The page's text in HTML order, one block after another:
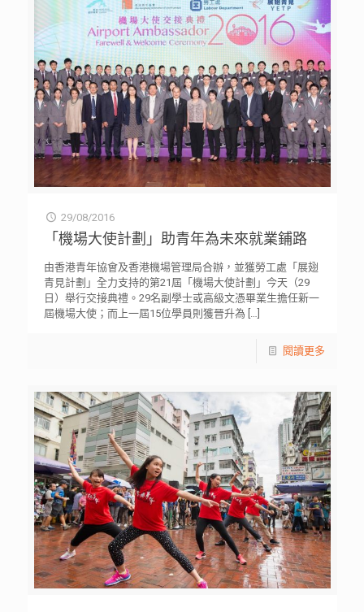
29/08/2016
「機場大使計劃」助青年為未來就業鋪路
由香港青年協會及香港機場管理局合辦，並獲勞工處「展翅
青見計劃」全力支持的第21屆「機場大使計劃」今天（29
日）舉行交接典禮。29名副學士或高級文憑畢業生擔任新一
屆機場大使；而上一屆15位學員則獲晉升為 […]
閱讀更多